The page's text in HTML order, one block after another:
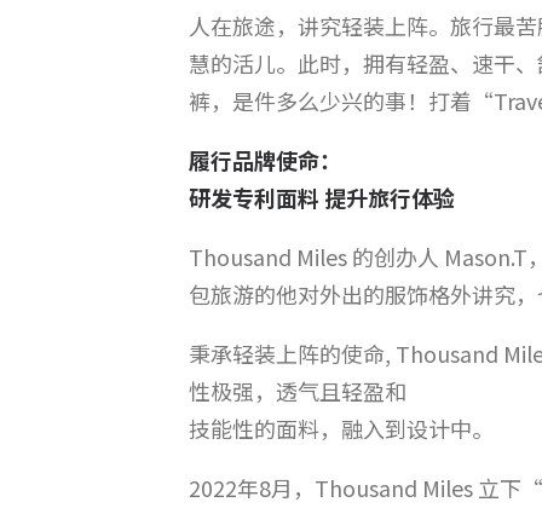
人在旅途，讲究轻装上阵。旅行最
慧的活儿。此时，拥有轻盈、速干
裤，是件多么少兴的事！打着
履行品牌使命：
研发专利面料 提升旅行体验
Thousand Miles 的创办人 Mason.T
包旅游的他对外出的服饰格外讲究
秉承轻装上阵的使命, Thousand
性极强，透气且轻盈和
技能性的面料，融入到设计中。
2022年8月，Thousand Miles 立